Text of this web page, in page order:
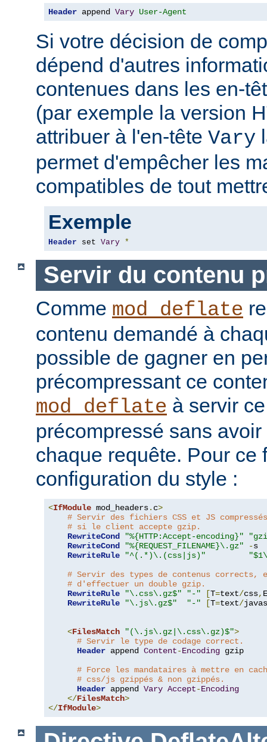
Header append Vary User-Agent
Si votre décision de
dépend d'autres
contenues dans les en-
(par exemple la version
attribuer à l'en-tête Vary
permet d'empêcher les
compatibles de tout
Exemple
Header set Vary *
Servir du contenu
Comme mod_deflate
contenu demandé à
possible de gagner en
précompressant ce
mod_deflate à servir
précompressé sans
chaque requête. Pour ce
configuration du style :
<IfModule mod_headers. c>
# Servir des fichiers CSS et JS
# si le client accepte gzip.
RewriteCond
"%{HTTP:Accept-encoding}"
RewriteCond
"%{REQUEST_FILENAME}\.gz" -s
RewriteRule
"^(.*)\.(css|js)"
# Servir des types de contenus corrects,
# d'effectuer un double gzip.
RewriteRule
"\.css\.gz$" "-" [T=text/css, E
RewriteRule
"\.js\.gz$" "-" [T=text/
<FilesMatch "(\.js\.gz|\.css\.gz)$">
# Servir le type de codage correct.
Header append Content-Encoding gzip
# Force les mandataires à mettre en
# css/js gzippés & non gzippés.
Header append Vary Accept-Encoding
</FilesMatch>
</IfModule>